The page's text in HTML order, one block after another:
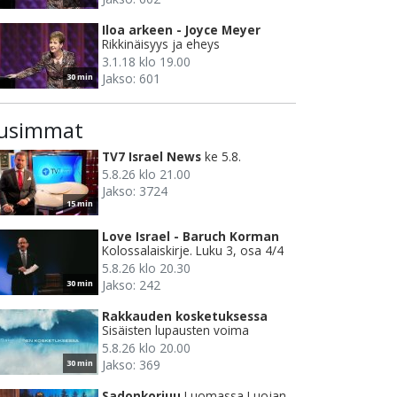
30 min
Iloa arkeen - Joyce Meyer
Rikkinäisyys ja eheys
3.1.18 klo 19.00
Jakso: 601
15 min
TV7 Israel News ke 5.8.
5.8.26 klo 21.00
Jakso: 3724
30 min
Love Israel - Baruch Korman
Kolossalaiskirje. Luku 3, osa 4/4
5.8.26 klo 20.30
Jakso: 242
30 min
Rakkauden kosketuksessa
Sisäisten lupausten voima
5.8.26 klo 20.00
Jakso: 369